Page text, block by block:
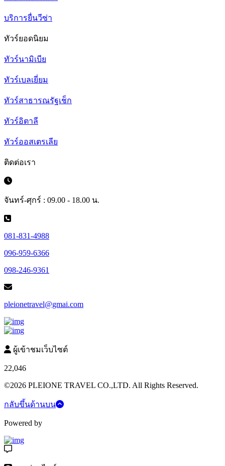
บริการยื่นวีซ่า
ทัวร์ยอดนิยม
ทัวร์นามิเบีย
ทัวร์เบลเยี่ยม
ทัวร์สาธารณรัฐเช็ก
ทัวร์อิตาลี
ทัวร์ออสเตรเลีย
ติดต่อเรา
จันทร์-ศุกร์ : 09.00 - 18.00 น.
081-831-4988
096-959-6366
098-246-9361
pleionetravel@gmai.com
ผู้เข้าชมเว็บไซต์
22,046
©2026 PLEIONE TRAVEL CO.,LTD. All Rights Reserved.
กลับขึ้นด้านบน
Powered by